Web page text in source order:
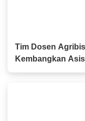
Tim Dosen
Kembangkan
Kelompok Tani